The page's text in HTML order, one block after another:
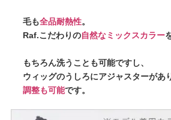
毛も全品耐熱性。
Raf.こだわりの自然なミックスカラー
もちろん洗うことも可能ですし、
ウィッグのうしろにアジャスターがあ
調整も可能です。